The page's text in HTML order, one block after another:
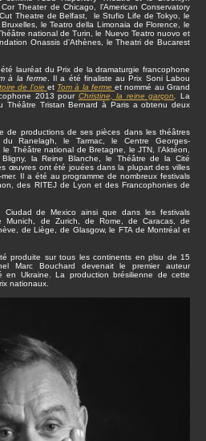
Theater de Chicago, l’American Conservatory
Theatre de Belfast, le Stufio Life de Tokyo, le
le Teatro della Limonaia de Florence, le
national de Turin, le Nuevo Teatro nuovo et
Onassis d’Athènes, le Theatri de Bucarest
lauréat du Prix de la dramaturgie francophone
à la ferme. Il a été finaliste au Prix Soni Labou
de l’oie et Tom à la ferme et nommé au Grand
2013 pour Christine, la reine garçon .La
Théâtre Tristan Bernard à Paris a obtenu deux
de productions de ses pièces dans les théâtres
Ranelagh, le Tarmac, le Centre Georges-
Théâtre national de Bretagne, le JTN, l’Aktéon,
la Reine Blanche, le Théâtre de la Cité
œuvres ont été jouées dans la plupart des villes
Il a été au programme de nombreux festivals
des RITEJ de Lyon et des Francophonies de
de Mexico ainsi que dans les festivals
de Zurich, de Rome, de Caracas, de
de Liège, de Glasgow, le FTA de Montréal et
produite sur tous les continents en plsu de 15
Marc Bouchard devenait le premier auteur
en Ukraine. La production brésilienne de cette
nationaux.